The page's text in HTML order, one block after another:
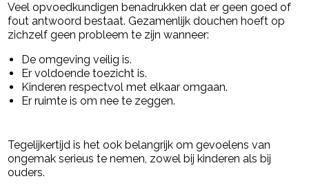
Veel opvoedkundigen benadrukken dat er geen goed of
fout antwoord bestaat. Gezamenlijk douchen hoeft op
zichzelf geen probleem te zijn wanneer:
De omgeving veilig is.
Er voldoende toezicht is.
Kinderen respectvol met elkaar omgaan.
Er ruimte is om nee te zeggen.
Tegelijkertijd is het ook belangrijk om gevoelens van
ongemak serieus te nemen, zowel bij kinderen als bij
ouders.